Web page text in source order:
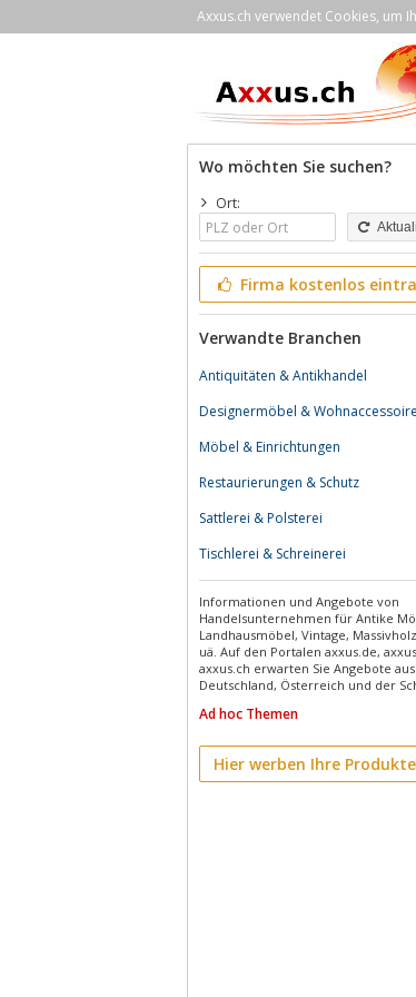
Axxus.ch verwendet Cookies, um
Wo möchten Sie suchen?
Ort:
Firma kostenlos
Verwandte Branchen
Antiquitäten & Antikhandel
Designermöbel &
Möbel & Einrichtungen
Restaurierungen & Schutz
Sattlerei & Polsterei
Tischlerei & Schreinerei
Informationen und Angebote von
Handelsunternehmen für Antike
Landhausmöbel, Vintage,
uä. Auf den Portalen axxus.de,
axxus.ch erwarten Sie Angebote aus
Deutschland, Österreich und der
Ad hoc Themen
Hier werben Ihre Produkte